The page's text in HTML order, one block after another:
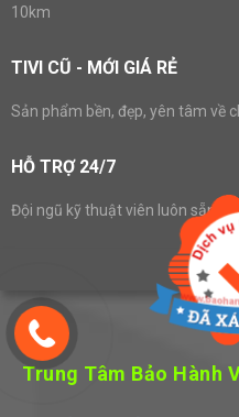
10km
TIVI CŨ - MỚI GIÁ RẺ
Sản phẩm bền, đẹp, yên tâm về
HỖ TRỢ 24/7
Đội ngũ kỹ thuật viên luôn sẵn
Trung Tâm Bảo Hành